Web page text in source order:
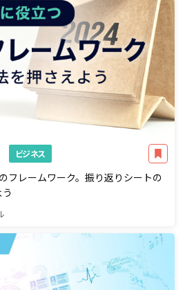
ビジネス
フレームワーク。振り返りシートの